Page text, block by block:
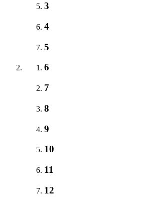
3
4
5
6
7
8
9
10
11
12